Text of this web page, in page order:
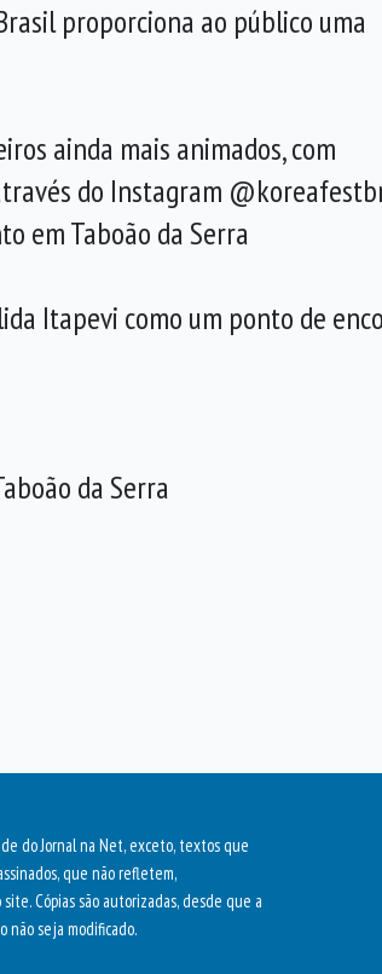
proporciona ao público uma
ainda mais animados, com
do Instagram
em Taboão da Serra
Itapevi como um ponto de
da Serra
do Jornal na Net, exceto, textos que
que não refletem,
Cópias são autorizadas, desde que a
seja modificado.